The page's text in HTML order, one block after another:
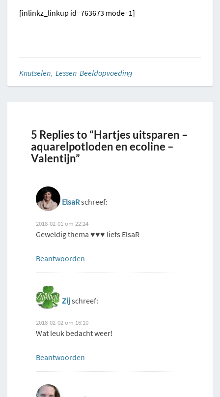
[inlinkz_linkup id=763673 mode=1]
Knutselen, Lessen Beeldopvoeding
5 Replies to “Hartjes uitsparen –
aquarelpotloden en ecoline –
Valentijn”
ElsaRschreef:
2018-02-01 om 22:24
Geweldig thema ♥♥♥ liefs ElsaR
Beantwoorden
Zijschreef:
2018-02-02 om 16:10
Wat leuk bedacht weer!
Beantwoorden